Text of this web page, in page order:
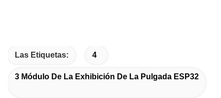
Las Etiquetas: 4
3 Módulo De La Exhibición De La Pulgada ESP32